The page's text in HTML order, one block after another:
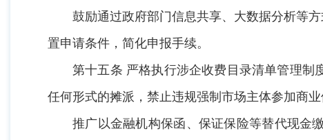
鼓励通过政府部门信息共享、大数据分析等
置申请条件，简化申报手续。
第十五条 严格执行涉企收费目录清单管理制
任何形式的摊派，禁止违规强制市场主体参加商业
推广以金融机构保函、保证保险等替代现金